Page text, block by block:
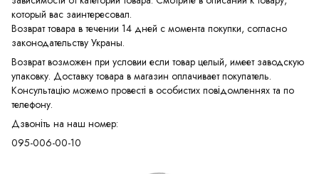
который вас заинтересовал.
Возврат товара в течении 14 дней с момента покупки, согласно
законодательству Украны.
Возврат возможен при условии если товар целый, имеет заводскую
упаковку. Доставку товара в магазин оплачивает покупатель.
Консультацію можемо провесті в особистих повідомленнях та по
телефону.
Дзвоніть на наш номер:
095-006-00-10